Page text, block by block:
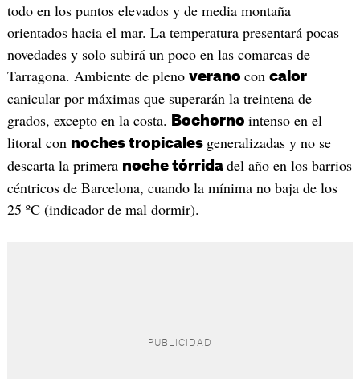
todo en los puntos elevados y de media montaña
orientados hacia el mar. La temperatura presentará pocas
novedades y solo subirá un poco en las comarcas de
Tarragona. Ambiente de pleno verano con calor
canicular por máximas que superarán la treintena de
grados, excepto en la costa.
Bochorno intenso en el
litoral con noches tropicales generalizadas y no se
descarta la primera noche tórrida del año en los barrios
céntricos de Barcelona, cuando la mínima no baja de los
25 ºC (indicador de mal dormir).